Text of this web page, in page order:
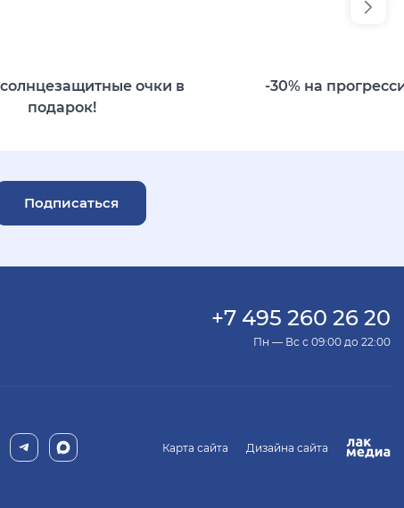
очки в
подарок!
-30% на
Подписаться
+7 495 260 26 20
Пн — Вс с 09:00 до 22:00
Карта сайта Дизайна сайта